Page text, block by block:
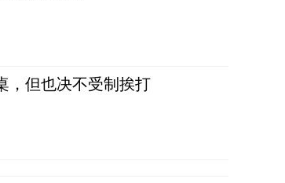
，但也决不受制挨打